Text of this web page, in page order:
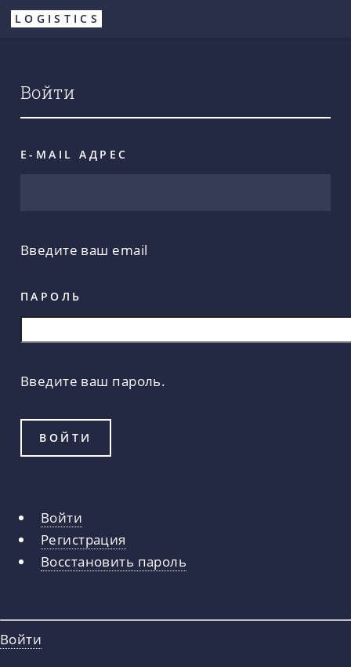
Перейти
LOGISTICS
Войти
E-MAIL АДРЕС
Введите ваш email
ПАРОЛЬ
Введите ваш пароль.
Главные
вкладки
Войти
Регистрация
Восстановить пароль
Войти